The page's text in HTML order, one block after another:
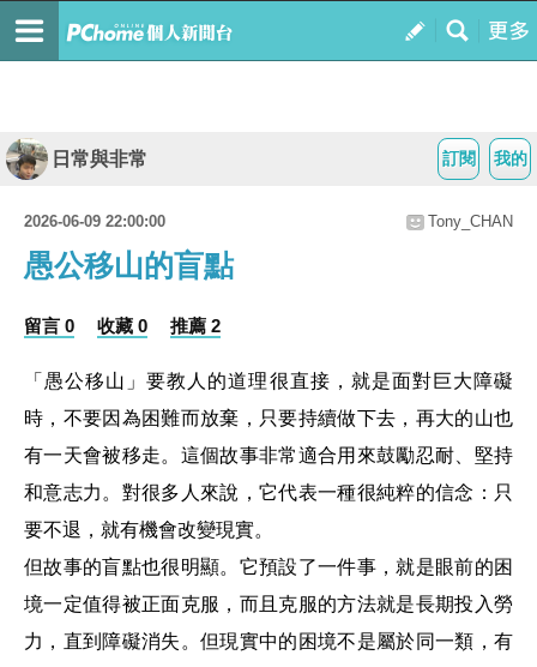
我的
訂閱
日常與非常
2026-06-09 22:00:00 Tony_CHAN
愚公移山的盲點
留言 0 收藏 0 推薦 2
「愚公移山」要教人的道理很直接，就是面對巨大障礙
時，不要因為困難而放棄，只要持續做下去，再大的山也
有一天會被移走。這個故事非常適合用來鼓勵忍耐、堅持
和意志力。對很多人來說，它代表一種很純粹的信念：只
要不退，就有機會改變現實。
但故事的盲點也很明顯。它預設了一件事，就是眼前的困
境一定值得被正面克服，而且克服的方法就是長期投入勞
力，直到障礙消失。但現實中的困境不是屬於同一類，有